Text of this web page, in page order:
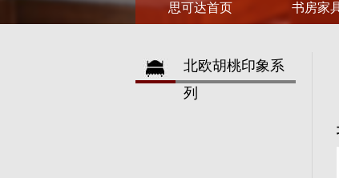
思可达首页 书房家
北欧胡桃印象系
列